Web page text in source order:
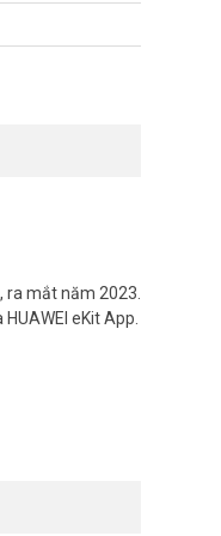
ra mắt năm 2023.
eKit App.